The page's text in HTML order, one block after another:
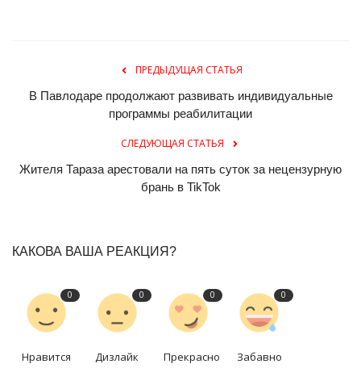
ПРЕДЫДУЩАЯ СТАТЬЯ
В Павлодаре продолжают развивать индивидуальные
программы реабилитации
СЛЕДУЮЩАЯ СТАТЬЯ
Жителя Тараза арестовали на пять суток за нецензурную
брань в TikTok
КАКОВА ВАША РЕАКЦИЯ?
0
Нравится
0
Дизлайк
0
Прекрасно
0
Забавно